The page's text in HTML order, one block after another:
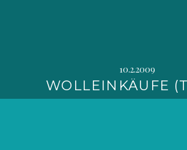
10.2.2009
WOLLEINKÄUFE